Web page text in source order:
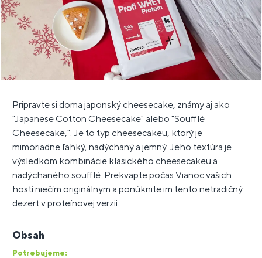
Pripravte si doma japonský cheesecake, známy aj ako
"Japanese Cotton Cheesecake" alebo "Soufflé
Cheesecake,". Je to typ cheesecakeu, ktorý je
mimoriadne ľahký, nadýchaný a jemný. Jeho textúra je
výsledkom kombinácie klasického cheesecakeu a
nadýchaného soufflé. Prekvapte počas Vianoc vašich
hostí niečím originálnym a ponúknite im tento netradičný
dezert v proteínovej verzii.
Obsah
Potrebujeme: